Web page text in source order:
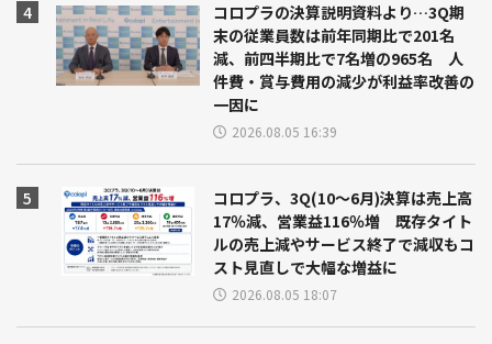
コロプラの決算説明資料より…3Q期
末の従業員数は前年同期比で201名
減、前四半期比で7名増の965名 人
件費・賞与費用の減少が利益率改善の
一因に
2026.08.05 16:39
コロプラ、3Q(10～6月)決算は売上高
17％減、営業益116％増 既存タイト
ルの売上減やサービス終了で減収もコ
スト見直しで大幅な増益に
2026.08.05 18:07